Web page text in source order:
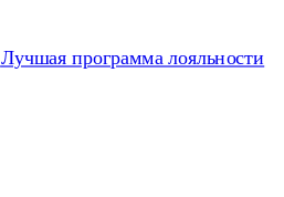
Лучшая программа лояльности